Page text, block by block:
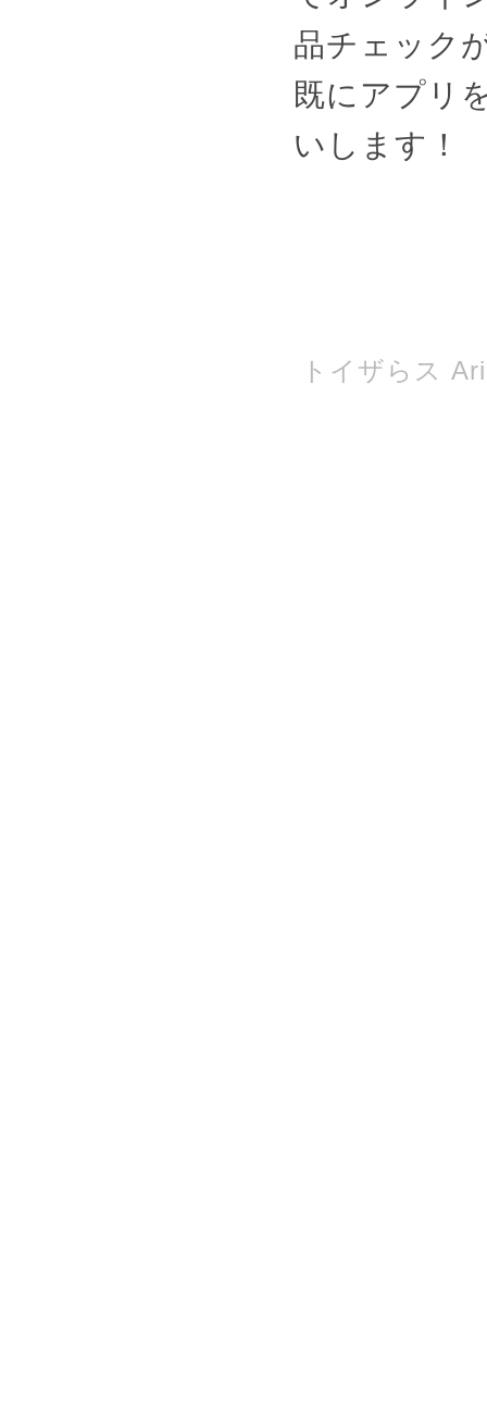
品チェック
既にアプリ
いします！
トイザらス